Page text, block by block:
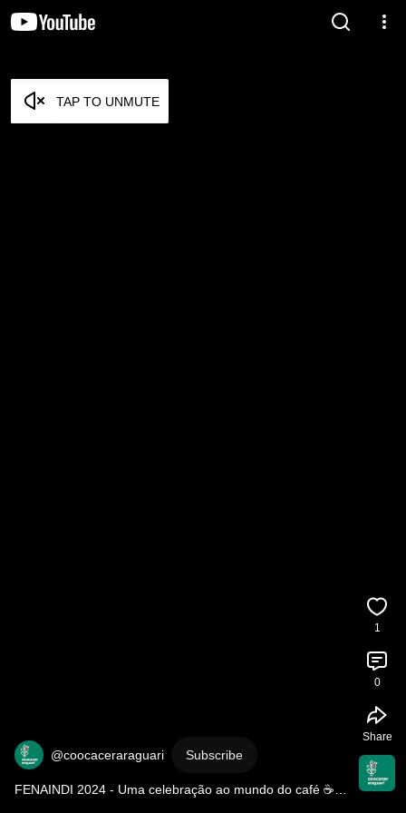
TAP TO UNMUTE
@coocaceraraguari Subscribe
FENAINDI 2024 - Uma celebração ao mundo do café ☕️
1
0
Share